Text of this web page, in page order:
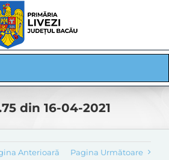
din 16-04-2021
Anterioară Pagina Următoare